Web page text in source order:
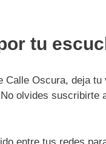
tu
Calle Oscura, deja
olvides
entre tus redes